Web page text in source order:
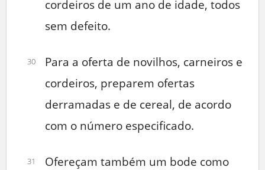
cordeiros de um ano de idade, todos
sem defeito.
30
Para a oferta de novilhos, carneiros e
cordeiros, preparem ofertas
derramadas e de cereal, de acordo
com o número especificado.
31
Ofereçam também um bode como